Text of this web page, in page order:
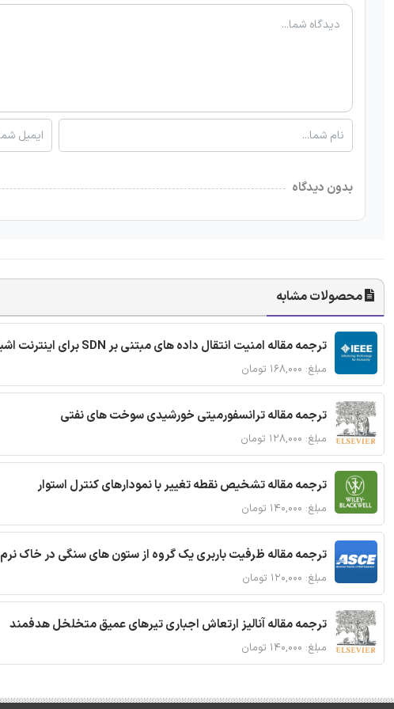
بدون دیدگاه
محصولات مشابه
ترجمه مقاله امنیت انتقال داده های مبتنی بر SDN برای اینترنت اشیا
مبلغ: ۱۶۸,۰۰۰ تومان
ترجمه مقاله ترانسفورمیتی خورشیدی سوخت های نفتی
مبلغ: ۱۲۸,۰۰۰ تومان
ترجمه مقاله تشخیص نقطه تغییر با نمودارهای کنترل استوار
مبلغ: ۱۴۰,۰۰۰ تومان
ترجمه مقاله ظرفیت باربری یک گروه از ستون های سنگی در خاک نرم
مبلغ: ۱۲۰,۰۰۰ تومان
ترجمه مقاله آنالیز ارتعاش اجباری تیرهای عمیق متخلخل هدفمند
مبلغ: ۱۴۰,۰۰۰ تومان